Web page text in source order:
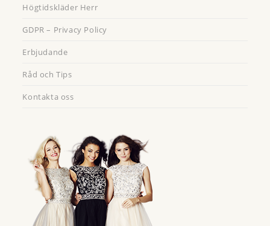
Högtidskläder Herr
GDPR – Privacy Policy
Erbjudande
Råd och Tips
Kontakta oss